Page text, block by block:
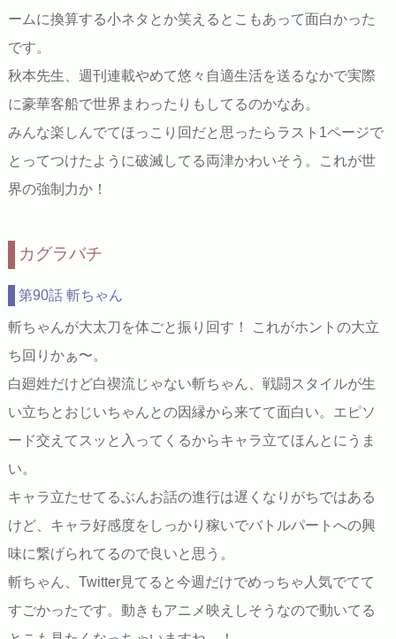
ームに換算する小ネタとか笑えるとこもあって面白かった
です。
秋本先生、週刊連載やめて悠々自適生活を送るなかで実際
に豪華客船で世界まわったりもしてるのかなあ。
みんな楽しんでてほっこり回だと思ったらラスト1ページで
とってつけたように破滅してる両津かわいそう。これが世
界の強制力か！
カグラバチ
第90話 斬ちゃん
斬ちゃんが大太刀を体ごと振り回す！ これがホントの大立
ち回りかぁ〜。
白廻姓だけど白禊流じゃない斬ちゃん、戦闘スタイルが生
い立ちとおじいちゃんとの因縁から来てて面白い。エピソ
ード交えてスッと入ってくるからキャラ立てほんとにうま
い。
キャラ立たせてるぶんお話の進行は遅くなりがちではある
けど、キャラ好感度をしっかり稼いでバトルパートへの興
味に繋げられてるので良いと思う。
斬ちゃん、Twitter見てると今週だけでめっちゃ人気でてて
すごかったです。動きもアニメ映えしそうなので動いてる